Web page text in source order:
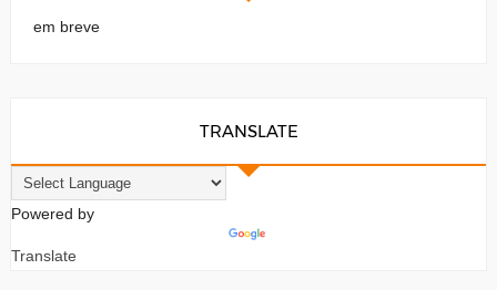
em breve
TRANSLATE
Powered by
Translate